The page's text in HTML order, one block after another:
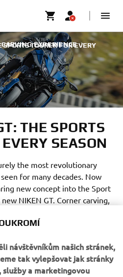
TOURER FOR EVERY
EXPERIENCE |
THE SPORTS
SEASON
the most revolutionary
for many decades. Now
new concept into the Sport
NIKEN GT. Corner carving,
of comfort, control and
and a rear carrier base give
and for added functionality
with a main stand and two
návštěvníkům našich stránek,
tak vylepšovat jak stránky
a marketingovou